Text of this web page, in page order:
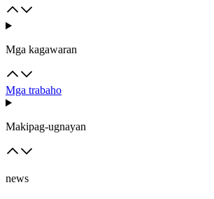
Mga kagawaran
Mga trabaho
Makipag-ugnayan
news